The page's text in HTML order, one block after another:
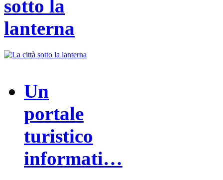
sotto la
lanterna
Un
portale
turistico
informati…